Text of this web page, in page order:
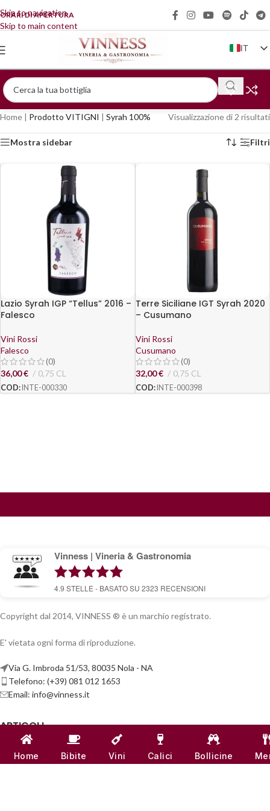
Skip to navigation
Skip to main content
ORARI DI APERTURA
IT
EN
FR
DE
Home | Prodotto VITIGNI | Syrah 100% Visualizzazione di 2 risultati
Mostra sidebar Filtri
Lazio Syrah IGP “Tellus” 2016 –
Falesco
Vini Rossi
Falesco
(0)
36,00€ 0,75 CL
COD: INTE-000330
Terre Siciliane IGT Syrah 2020
– Cusumano
Vini Rossi
Cusumano
(0)
32,00€ 0,75 CL
COD: INTE-000398
Vinness | Vineria & Gastronomia
4.9 STELLE - BASATO SU 2323 RECENSIONI
Copyright dal 2014, VINNESS ® è un marchio registrato.
E' vietata ogni forma di riproduzione.
Via G. Imbroda 51/53, 80035 Nola - NA
Telefono: (+39) 081 012 1653
Email: info@vinness.it
ARTICOLI
INFO & CONTATTI
Home Bibite Vini Calici Bollicine